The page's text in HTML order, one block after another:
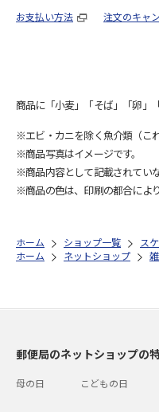
お支払い方法 注文のキャ
商品に「小麦」「そば」「卵」
※エビ・カニを除く魚介類（こ
※商品写真はイメージです。
※商品内容として記載されてい
※商品の色は、印刷の都合によ
ホーム ショップ一覧 ス
ホーム
ネットショップ
郵便局のネットショップの
母の日 こどもの日